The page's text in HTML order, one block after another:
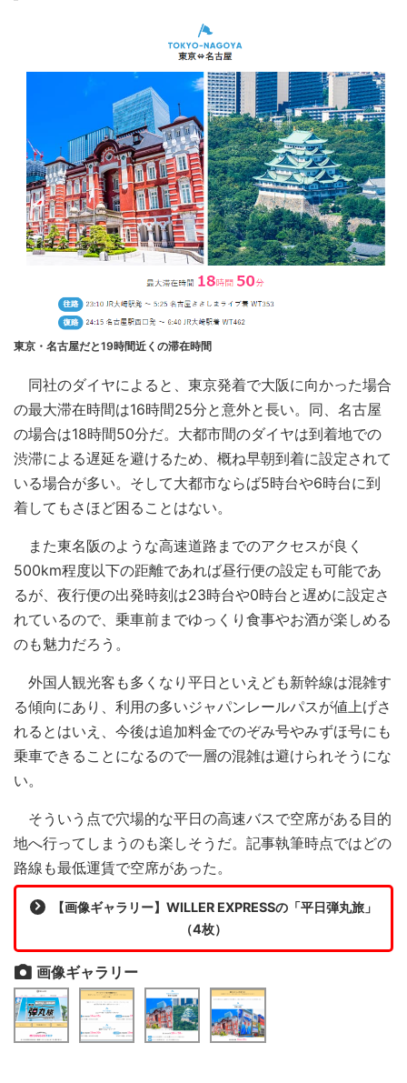
東京・名古屋だと19時間近くの滞在時間
同社のダイヤによると、東京発着で大阪に向かった場合
の最大滞在時間は16時間25分と意外と長い。同、名古屋
の場合は18時間50分だ。大都市間のダイヤは到着地での
渋滞による遅延を避けるため、概ね早朝到着に設定されて
いる場合が多い。そして大都市ならば5時台や6時台に到
着してもさほど困ることはない。
また東名阪のような高速道路までのアクセスが良く
500km程度以下の距離であれば昼行便の設定も可能であ
るが、夜行便の出発時刻は23時台や0時台と遅めに設定さ
れているので、乗車前までゆっくり食事やお酒が楽しめる
のも魅力だろう。
外国人観光客も多くなり平日といえども新幹線は混雑す
る傾向にあり、利用の多いジャパンレールパスが値上げさ
れるとはいえ、今後は追加料金でのぞみ号やみずほ号にも
乗車できることになるので一層の混雑は避けられそうにな
い。
そういう点で穴場的な平日の高速バスで空席がある目的
地へ行ってしまうのも楽しそうだ。記事執筆時点ではどの
路線も最低運賃で空席があった。
【画像ギャラリー】WILLER EXPRESSの「平日弾丸旅」
（4枚）
画像ギャラリー